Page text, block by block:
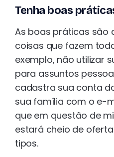
Tenha boas
As boas práticas são
coisas que fazem
exemplo, não utilizar
para assuntos
cadastra sua conta
sua família com o e-
que em questão de
estará cheio de
tipos.